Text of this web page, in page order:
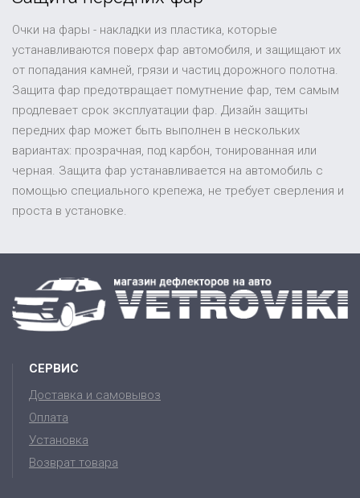
Очки на фары - накладки из пластика, которые
устанавливаются поверх фар автомобиля, и защищают их
от попадания камней, грязи и частиц дорожного полотна.
Защита фар предотвращает помутнение фар, тем самым
продлевает срок эксплуатации фар. Дизайн защиты
передних фар может быть выполнен в нескольких
вариантах: прозрачная, под карбон, тонированная или
черная. Защита фар устанавливается на автомобиль с
помощью специального крепежа, не требует сверления и
проста в установке.
СЕРВИС
Доставка и самовывоз
Оплата
Установка
Возврат товара